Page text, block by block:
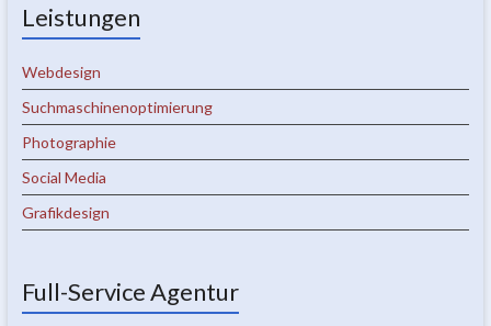
Leistungen
Webdesign
Suchmaschinenoptimierung
Photographie
Social Media
Grafikdesign
Full-Service Agentur